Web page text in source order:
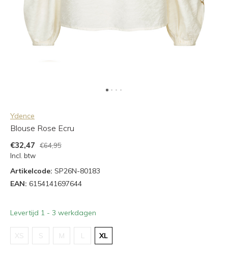
Ydence
Blouse Rose Ecru
€32,47
€64,95
Incl. btw
Artikelcode: SP26N-80183
EAN: 6154141697644
Levertijd 1 - 3 werkdagen
XS S M L XL